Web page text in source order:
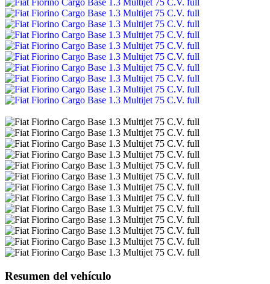
Resumen del vehículo